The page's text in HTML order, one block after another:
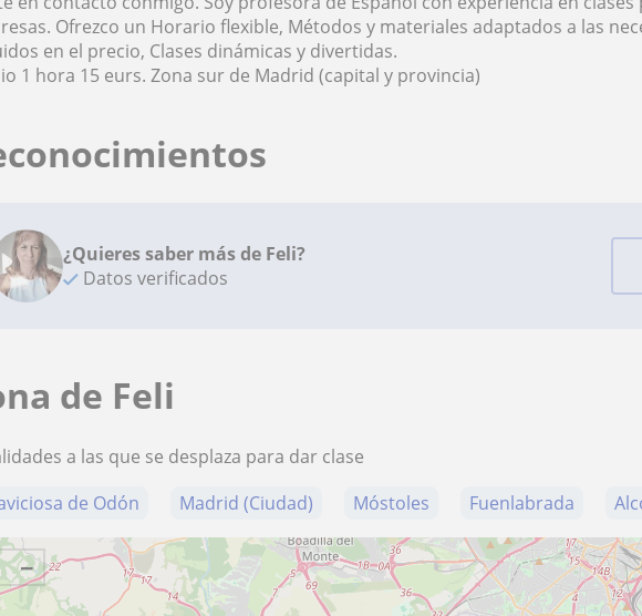
Ofrezco un Horario flexible, Métodos y materiales adaptados a las
en el precio, Clases dinámicas y divertidas.
1 hora 15 eurs. Zona sur de Madrid (capital y provincia)
¿Quieres saber más de Feli?
Datos verificados
de Feli
a las que se desplaza para dar clase
de Odón
Madrid (Ciudad) Móstoles Fuenlabrada
−